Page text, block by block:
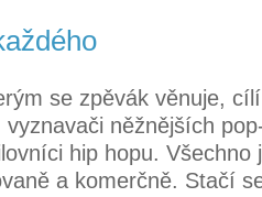
se zpěvák věnuje,
něžnějších
hip hopu. Všechno
a komerčně. Stačí